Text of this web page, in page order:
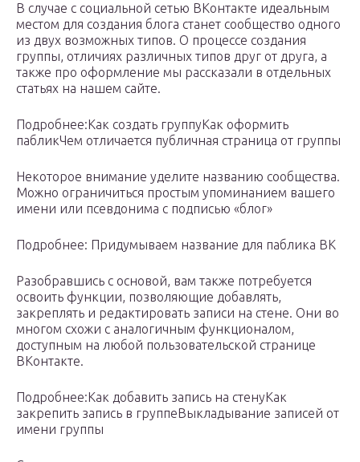
В случае с социальной сетью ВКонтакте идеальным
местом для создания блога станет сообщество одного
из двух возможных типов. О процессе создания
группы, отличиях различных типов друг от друга, а
также про оформление мы рассказали в отдельных
статьях на нашем сайте.
Подробнее:Как создать группуКак оформить
пабликЧем отличается публичная страница от группы
Некоторое внимание уделите названию сообщества.
Можно ограничиться простым упоминанием вашего
имени или псевдонима с подписью «блог»
Подробнее: Придумываем название для паблика ВК
Разобравшись с основой, вам также потребуется
освоить функции, позволяющие добавлять,
закреплять и редактировать записи на стене. Они во
многом схожи с аналогичным функционалом,
доступным на любой пользовательской странице
ВКонтакте.
Подробнее:Как добавить запись на стенуКак
закрепить запись в группеВыкладывание записей от
имени группы